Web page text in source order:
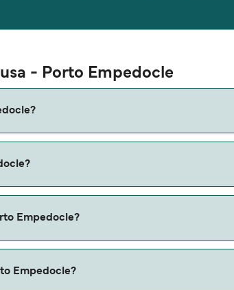
- Porto Empedocle
que verifiques online la información más
Empedocle?
Empedocle?